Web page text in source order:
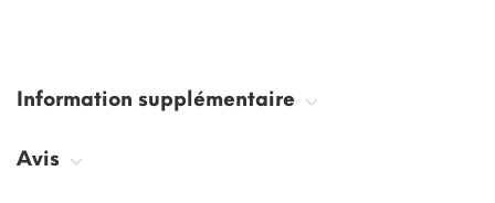
Information supplémentaire
Avis